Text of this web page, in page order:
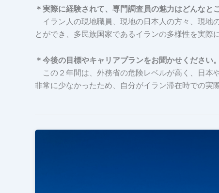
＊実際に経験されて、専門調査員の魅力はどんなと
イラン人の現地職員、現地の日本人の方々、現地
とができ、多民族国家であるイランの多様性を実際
＊今後の目標やキャリアプランをお聞かせください。
この２年間は、外務省の危険レベルが高く、日本
非常に少なかったため、自分がイラン滞在時での実